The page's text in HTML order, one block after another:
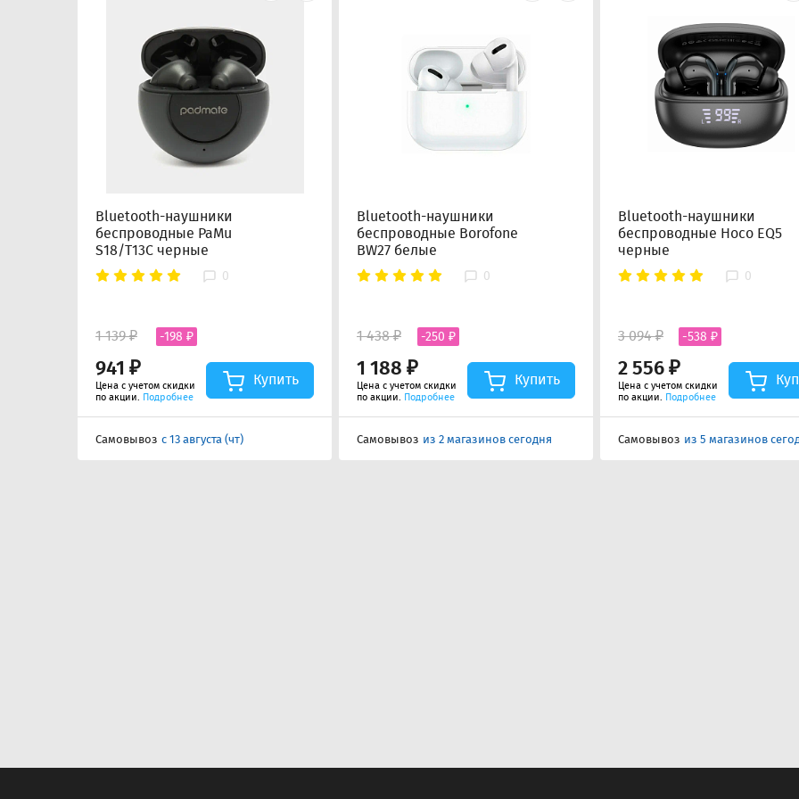
Bluetooth-наушники
беспроводные PaMu
S18/T13C черные
0
941 ₽
1 139 ₽ -198 ₽
Цена с учетом скидки
по акции. Подробнее
Купить
Самовывоз с 13 августа (чт)
Bluetooth-наушники
беспроводные Borofone
BW27 белые
0
1 188 ₽
1 438 ₽ -250 ₽
Цена с учетом скидки
по акции. Подробнее
Купить
Самовывоз из 2 магазинов сегодня
Bluetooth-наушники
беспроводные Hoco EQ5
черные
0
2 556 ₽
3 094 ₽ -538 ₽
Цена с учетом скидки
по акции. Подробнее
Самовывоз из 5 магазинов